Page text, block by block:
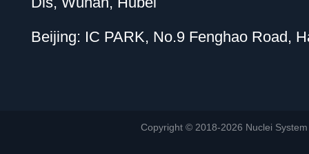
Beijing: IC PARK, No.9 Fenghao Road,
Copyright © 2018-2026 Nuclei